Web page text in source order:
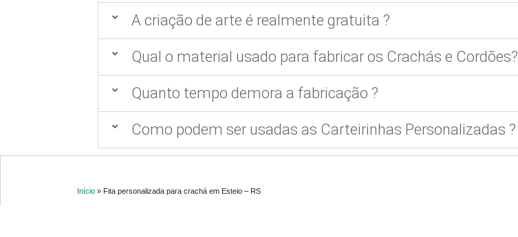
A criação de arte é realmente gratuita ?
Qual o material usado para fabricar os Crachás e Cordões?
Quanto tempo demora a fabricação ?
Como podem ser usadas as Carteirinhas Personalizadas ?
Início » Fita personalizada para crachá em Esteio – RS